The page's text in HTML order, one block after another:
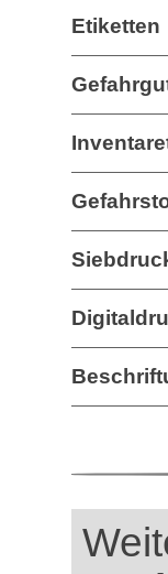
Etiketten